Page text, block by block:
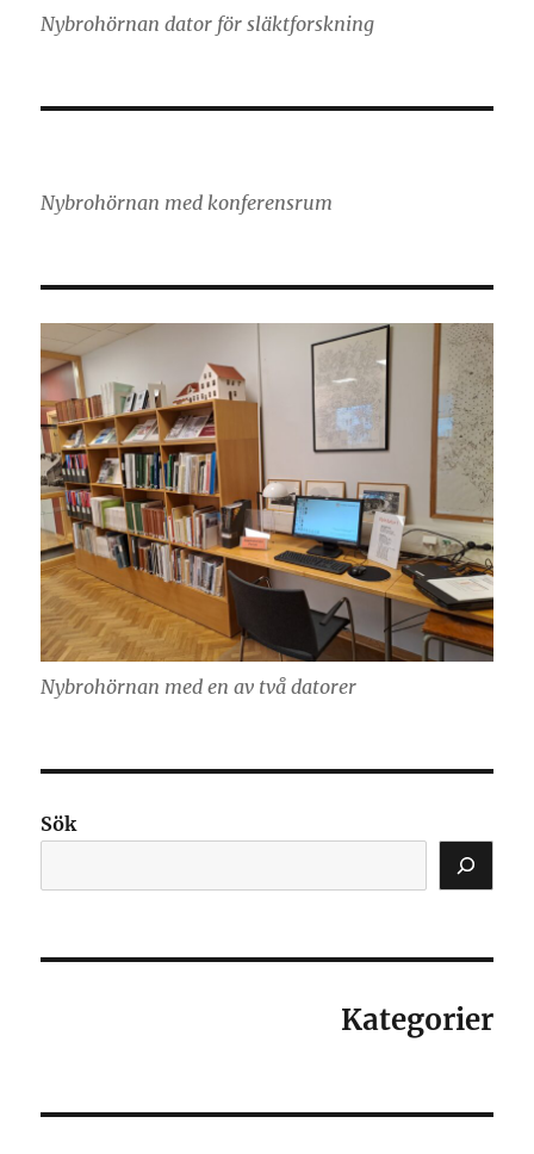
Nybrohörnan dator för släktforskning
Nybrohörnan med konferensrum
Nybrohörnan med en av två datorer
Sök
Kategorier